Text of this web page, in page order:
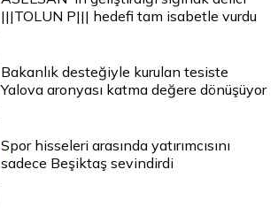
|||TOLUN P||| hedefi tam isabetle vurdu
Bakanlık desteğiyle kurulan tesiste
Yalova aronyası katma değere dönüşüyor
Spor hisseleri arasında yatırımcısını
sadece Beşiktaş sevindirdi